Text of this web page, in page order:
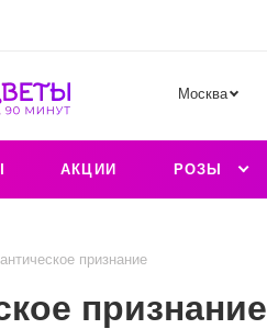
Москва
АКЦИИ РОЗЫ
признание
признание